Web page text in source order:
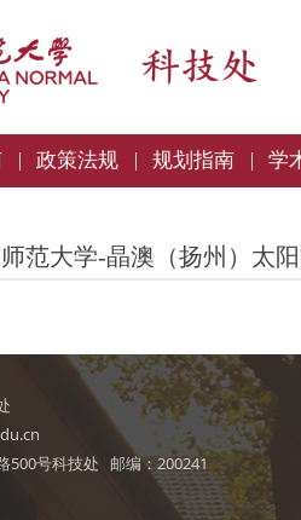
政策法规 规划指南 学
范大学-晶澳（扬州）太
500号科技处 邮编：200241